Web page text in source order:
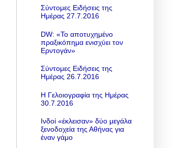
Σύντομες Ειδήσεις της
Ημέρας 27.7.2016
DW: «To αποτυχημένο
πραξικόπημα ενισχύει τον
Ερντογάν»
Σύντομες Ειδήσεις της
Ημέρας 26.7.2016
Η Γελοιογραφία της Ημέρας
30.7.2016
Ινδοί «έκλεισαν» δύο μεγάλα
ξενοδοχεία της Αθήνας για
έναν γάμο